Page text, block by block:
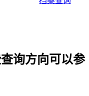
询方向可以参